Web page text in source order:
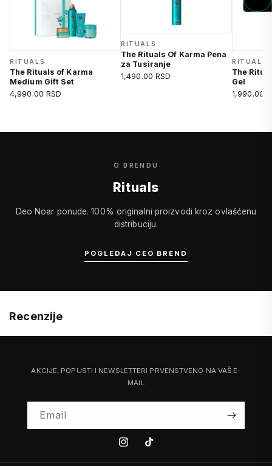
RITUALS
The Rituals of Karma
Medium Gift Set
4,990.00 RSD
RITUALS
The Rituals Of Karma Pena
za Tusiranje
1,490.00 RSD
RITUALS
The
Gel
1,990.00
O BRENDU
Rituals
Deo Noar ponude. 100% originalni proizvodi kroz ovlašćenu
distribuciju.
POGLEDAJ CEO BREND
Recenzije
AKCIJE, POPUSTI I NEWSLETTERI PRVENSTVENO NA VAŠ E-
MAIL
Email
InstagramTiktok